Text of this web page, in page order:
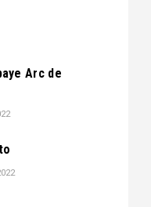
Arc de